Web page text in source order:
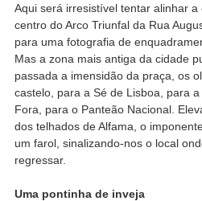
Aqui será irresistível tentar alinhar
centro do Arco Triunfal da Rua
para uma fotografia de
Mas a zona mais antiga da cidade
passada a imensidão da praça, os
castelo, para a Sé de Lisboa, para
Fora, para o Panteão Nacional.
dos telhados de Alfama, o
um farol, sinalizando-nos o local
regressar.
Uma pontinha de inveja